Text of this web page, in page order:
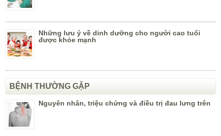
Những lưu ý về dinh dưỡng cho người cao tuổi
được khỏe mạnh
BỆNH THƯỜNG GẶP
Nguyên nhân, triệu chứng và điều trị đau lưng trên